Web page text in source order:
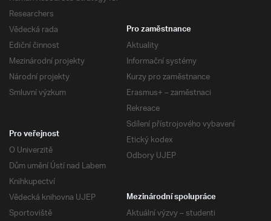
Researchers
Vědecká rada
Ediční činnost
Mezinárodní projekty
Národní projekty
Smluvní výzkum
Pro zaměstnance
Aktuality
Informační systémy
Kurzy pro zaměstnance
Erasmus+ – zaměstnaci
Rekreace
Sdílení přístrojového vybavení
Etický kodex
Odbory UJEP
Pro veřejnost
O Univerzitě
Dům umění Ústí nad Labem
Knihkupectví
Vědecká knihovna UJEP
Sportoviště
Mezinárodní spolupráce
Aktuální výzvy – studenti